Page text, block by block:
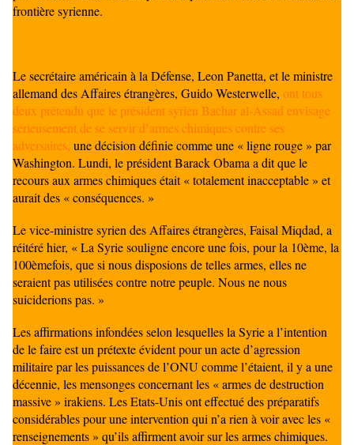
frontière syrienne.
Le secrétaire américain à la Défense, Leon Panetta, et le ministre
allemand des Affaires étrangères, Guido Westerwelle, ont tous
deux prétendu que le président syrien Bachar al-Assad envisage
sérieusement de se servir d’armes chimiques contre ses
adversaires, une décision définie comme une « ligne rouge » par
Washington. Lundi, le président Barack Obama a dit que le
recours aux armes chimiques était « totalement inacceptable » et
aurait des « conséquences. »
Le vice-ministre syrien des Affaires étrangères, Faisal Miqdad, a
réitéré hier, « La Syrie souligne encore une fois, pour la 10ème, la
100èmefois, que si nous disposions de telles armes, elles ne
seraient pas utilisées contre notre peuple. Nous ne nous
suiciderions pas. »
Les affirmations infondées selon lesquelles la Syrie a l’intention
de le faire est un prétexte évident pour un acte d’agression
militaire par les puissances de l’ONU comme l’étaient, il y a une
décennie, les mensonges concernant les « armes de destruction
massive » irakiens. Les Etats-Unis ont effectué des préparatifs
considérables pour une intervention qui n’a rien à voir avec les «
renseignements » qu’ils affirment avoir sur les armes chimiques.